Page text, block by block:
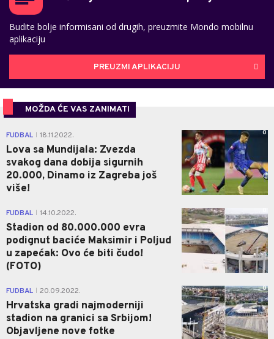
Budite bolje informisani od drugih, preuzmite Mondo mobilnu
aplikaciju
PREUZMI APLIKACIJU
MOŽDA ĆE VAS ZANIMATI
FUDBAL 18.11.2022.
Lova sa Mundijala: Zvezda
svakog dana dobija sigurnih
20.000, Dinamo iz Zagreba još
više!
0
FUDBAL 14.10.2022.
Stadion od 80.000.000 evra
podignut baciće Maksimir i Poljud
u zapećak: Ovo će biti čudo!
(FOTO)
FUDBAL 20.09.2022.
Hrvatska gradi najmoderniji
stadion na granici sa Srbijom!
Objavljene nove fotke
0